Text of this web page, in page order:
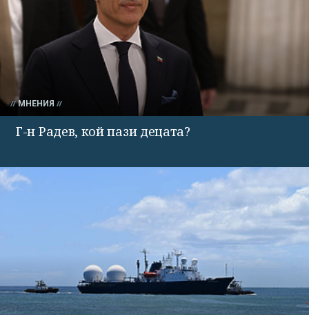
МНЕНИЯ
Г-н Радев, кой пази децата?